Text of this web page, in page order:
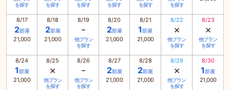
を探す
を探す
を探す
を探す
を探す
を探す
8/17
2部屋
21,000
8/18
2部屋
21,000
8/19
-
他プラン
を探す
8/20
2部屋
21,000
8/21
1部屋
21,000
8/22
×
他プラン
を探す
8/23
×
他プラン
を探す
8/24
1部屋
21,000
8/25
×
他プラン
を探す
8/26
-
他プラン
を探す
8/27
2部屋
21,000
8/28
2部屋
21,000
8/29
×
他プラン
を探す
8/30
1部屋
21,000